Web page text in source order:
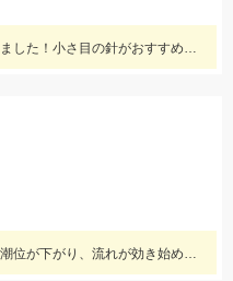
先端付近でシロギスが釣れていました！小さ目の針がおすすめです。
満潮からの下げでエントリー。潮位が下がり、流れが効き始めるとボイル多数。小型ルアーでスローで巻くと効果的でした。